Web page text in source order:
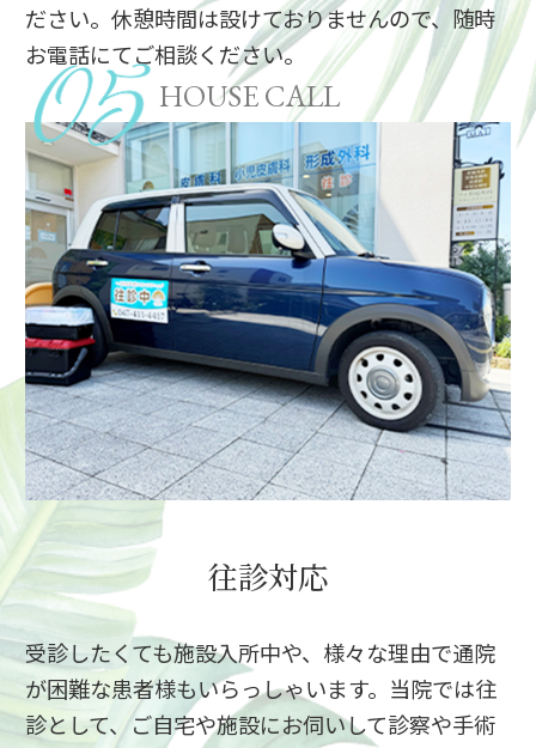
ださい。休憩時間は設けておりませんので、随時
お電話にてご相談ください。
HOUSE CALL
往診対応
受診したくても施設入所中や、様々な理由で通院
が困難な患者様もいらっしゃいます。当院では往
診として、ご自宅や施設にお伺いして診察や手術